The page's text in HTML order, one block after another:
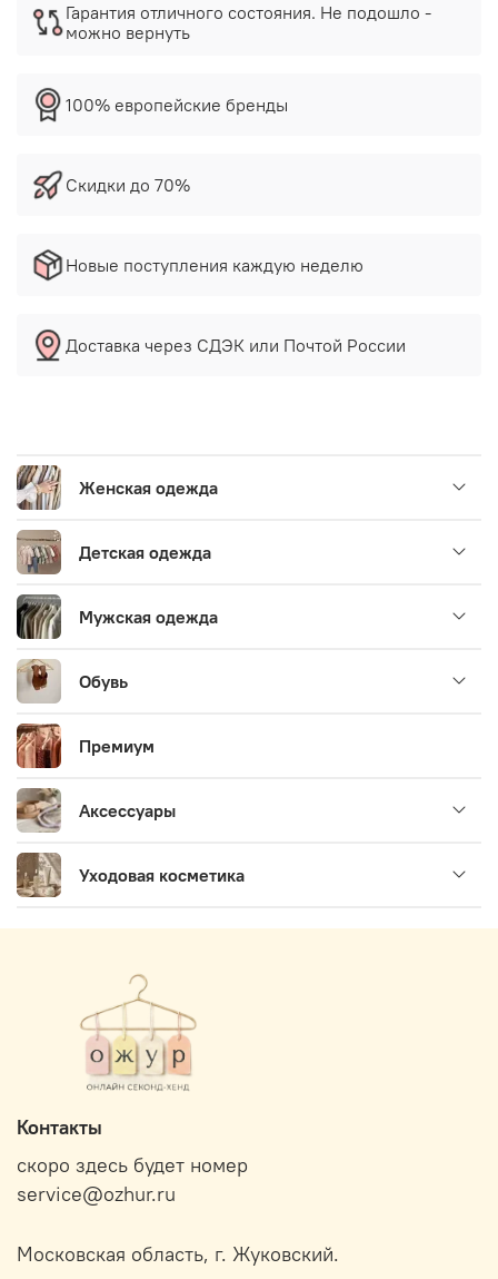
Гарантия отличного состояния. Не подошло -
можно вернуть
100% европейские бренды
Скидки до 70%
Новые поступления каждую неделю
Доставка через СДЭК или Почтой России
Женская одежда
Детская одежда
Мужская одежда
Обувь
Премиум
Аксессуары
Уходовая косметика
Контакты
скоро здесь будет номер
service@ozhur.ru
Московская область, г. Жуковский.